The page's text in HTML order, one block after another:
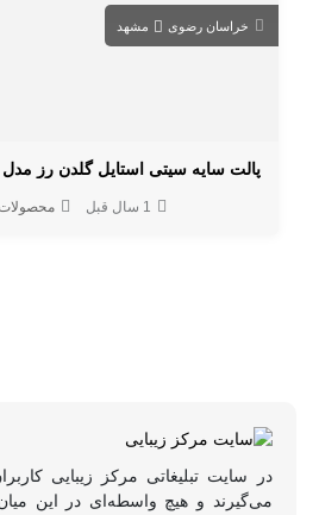
خراسان رضوی مشهد
1 سال قبل
در سایت تبلیغاتی مرکز زیبایی
می‌گیرند و هیچ واسطه‌ای در این